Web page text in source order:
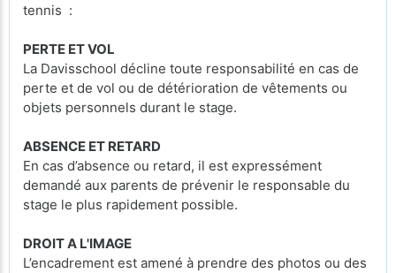
tennis :
PERTE ET VOL
La Davisschool décline toute responsabilité en cas de
perte et de vol ou de détérioration de vêtements ou
objets personnels durant le stage.
ABSENCE ET RETARD
En cas d’absence ou retard, il est expressément
demandé aux parents de prévenir le responsable du
stage le plus rapidement possible.
DROIT A L'IMAGE
L’encadrement est amené à prendre des photos ou des